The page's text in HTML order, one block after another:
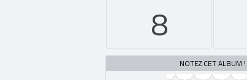
8
NOTEZ CET ALBUM !